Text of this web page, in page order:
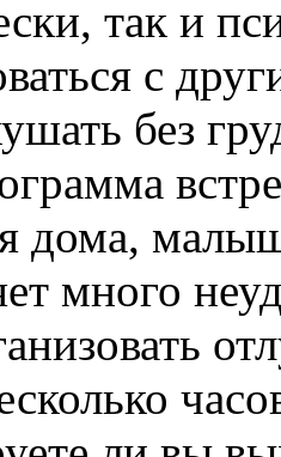
так и
с
без
дома,
много